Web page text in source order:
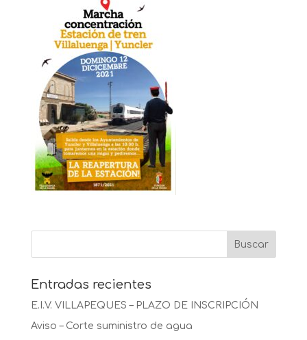
Entradas recientes
E.I.V. VILLAPEQUES – PLAZO DE INSCRIPCIÓN
Aviso – Corte suministro de agua